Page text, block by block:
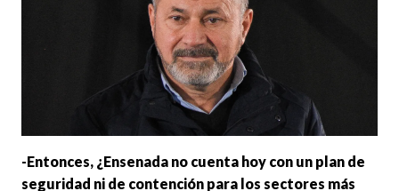
-Entonces, ¿Ensenada no cuenta hoy con un plan de
seguridad ni de contención para los sectores más